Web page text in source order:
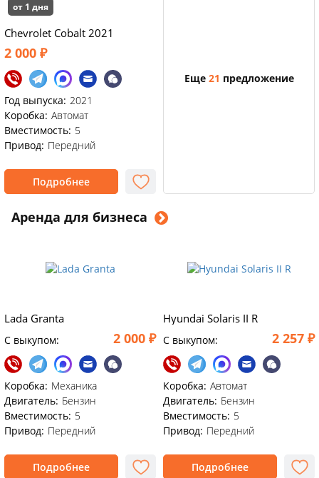
от 1 дня
Chevrolet Cobalt 2021
2 000 ₽
Год выпуска: 2021
Коробка: Автомат
Вместимость: 5
Привод: Передний
Подробнее
Еще 21 предложение
Аренда для бизнеса
Lada Granta
C выкупом: 2 000 ₽
Коробка: Механика
Двигатель: Бензин
Вместимость: 5
Привод: Передний
Подробнее
Hyundai Solaris II R
C выкупом: 2 257 ₽
Коробка: Автомат
Двигатель: Бензин
Вместимость: 5
Привод: Передний
Подробнее